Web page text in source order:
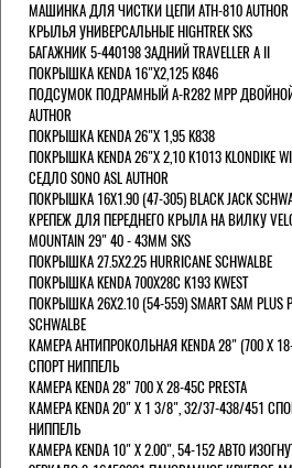
МАШИНКА ДЛЯ ЧИСТКИ ЦЕПИ ATH-810 AUTHOR
КРЫЛЬЯ УНИВЕРСАЛЬНЫЕ HIGHTREK SKS
БАГАЖНИК 5-440198 ЗАДНИЙ TRAVELLER A II
ПОКРЫШКА KENDA 16"Х2,125 K846
ПОДСУМОК ПОДРАМНЫЙ A-R282 MPP
AUTHOR
ПОКРЫШКА KENDA 26"Х 1,95 K838
ПОКРЫШКА KENDA 26"Х 2,10 K1013 KLONDIKE
СЕДЛО SONO ASL AUTHOR
ПОКРЫШКА 16X1.90 (47-305) BLACK JACK
КРЕПЕЖ ДЛЯ ПЕРЕДНЕГО КРЫЛА НА ВИЛКУ
MOUNTAIN 29" 40 - 43ММ SKS
ПОКРЫШКА 27.5X2.25 HURRICANE SCHWALBE
ПОКРЫШКА KENDA 700Х28С K193 KWEST
ПОКРЫШКА 26X2.10 (54-559) SMART SAM PLUS
SCHWALBE
КАМЕРА АНТИПРОКОЛЬНАЯ KENDA 28" (700 Х
СПОРТ НИППЕЛЬ
КАМЕРА KENDA 28" 700 Х 28-45С PRESTA
КАМЕРА KENDA 20" Х 1 3/8", 32/37-438/451
НИППЕЛЬ
КАМЕРА KENDA 10" Х 2.00", 54-152 АВТО